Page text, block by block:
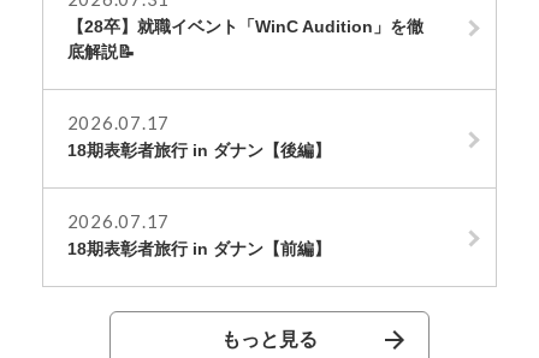
【28卒】就職イベント「WinC Audition」を徹
底解説📝
2026.07.17
18期表彰者旅行 in ダナン【後編】
2026.07.17
18期表彰者旅行 in ダナン【前編】
もっと見る